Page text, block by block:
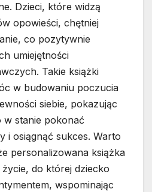
Dzieci, które widzą
opowieści, chętniej
co pozytywnie
umiejętności
Takie książki
w budowaniu poczucia
siebie, pokazując
w stanie pokonać
i osiągnąć sukces. Warto
personalizowana książka
życie, do której dziecko
wspominając